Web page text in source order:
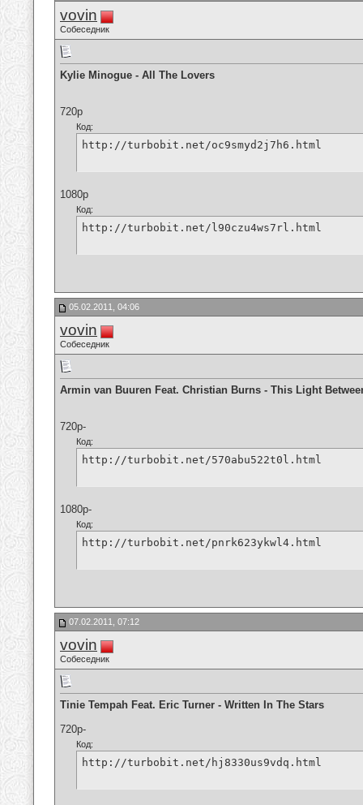
vovin
Собеседник
Kylie Minogue - All The Lovers
720p
Код:
http://turbobit.net/oc9smyd2j7h6.html
1080p
Код:
http://turbobit.net/l90czu4ws7rl.html
05.02.2011, 04:06
vovin
Собеседник
Armin van Buuren Feat. Christian Burns - This Light
720p-
Код:
http://turbobit.net/570abu522t0l.html
1080p-
Код:
http://turbobit.net/pnrk623ykwl4.html
07.02.2011, 07:12
vovin
Собеседник
Tinie Tempah Feat. Eric Turner - Written In The Stars
720p-
Код:
http://turbobit.net/hj8330us9vdq.html